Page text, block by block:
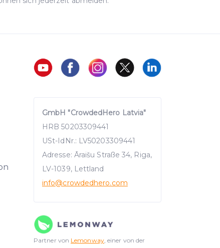
GmbH "CrowdedHero Latvia"
HRB 50203309441
USt-IdNr.: LV50203309441
Adresse: Āraišu Straße 34, Riga,
LV-1039, Lettland
info@crowdedhero.com
Partner von Lemonway, einer von der